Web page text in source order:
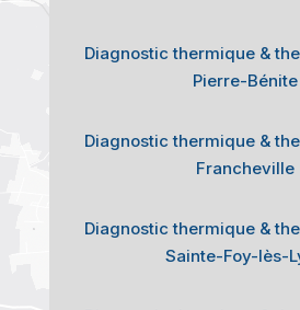
Diagnostic thermique &
Pierre-Bénite
Diagnostic thermique &
Francheville
Diagnostic thermique &
Sainte-Foy-lès-